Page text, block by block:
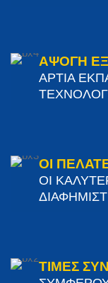
ΑΨΟΓΗ
ΑΡΤΙΑ
ΟΙ
ΟΙ
ΤΙΜΕΣ